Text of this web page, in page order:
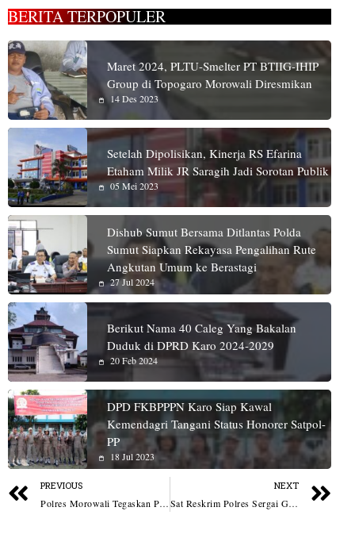
BERITA TERPOPULER
Maret 2024, PLTU-Smelter PT BTIIG-IHIP
Group di Topogaro Morowali Diresmikan
14 Des 2023
Setelah Dipolisikan, Kinerja RS Efarina
Etaham Milik JR Saragih Jadi Sorotan Publik
05 Mei 2023
Dishub Sumut Bersama Ditlantas Polda
Sumut Siapkan Rekayasa Pengalihan Rute
Angkutan Umum ke Berastagi
27 Jul 2024
Berikut Nama 40 Caleg Yang Bakalan
Duduk di DPRD Karo 2024-2029
20 Feb 2024
DPD FKBPPPN Karo Siap Kawal
Kemendagri Tangani Status Honorer Satpol-
PP
18 Jul 2023
PREVIOUS
Polres Morowali Tegaskan Penanganan Profesional Kasus Dugaan Penggelapan Dana Tali Asih Ganti Rugi Lahan Jalan Tani Desa Topogaro
NEXT
Sat Reskrim Polres Sergai Gerak Cepat Tinjau Dugaan Lokasi Perjudian di Sei Bamban